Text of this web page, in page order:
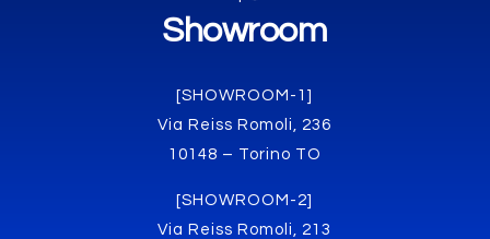
Showroom
[SHOWROOM-1]
Via Reiss Romoli, 236
10148 – Torino TO
[SHOWROOM-2]
Via Reiss Romoli, 213